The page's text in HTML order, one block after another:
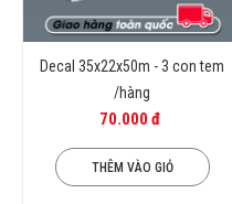
Decal 35x22x50m - 3 con tem
/hàng
70.000 đ
THÊM VÀO GIỎ